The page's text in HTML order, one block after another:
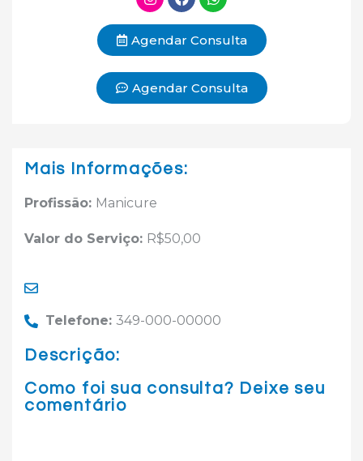
Agendar Consulta
Agendar Consulta
Mais Informações:
Profissão: Manicure
Valor do Serviço: R$50,00
Telefone:349-000-00000
Descrição:
Como foi sua consulta? Deixe seu
comentário